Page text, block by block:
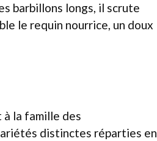
barbillons longs, il scrute
le requin nourrice, un doux
la famille des
distinctes réparties en